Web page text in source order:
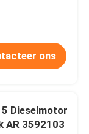
ons
Dieselmotor
AR 3592103